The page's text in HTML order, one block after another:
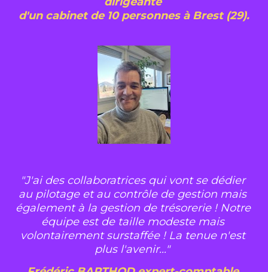
d'un cabinet de 10 personnes à Brest (29).
"J'ai des collaboratrices qui vont se dédier
au pilotage et au contrôle de gestion mais
également à la gestion de trésorerie ! Notre
équipe est de taille modeste mais
volontairement surstaffée ! La tenue n'est
plus l'avenir..."